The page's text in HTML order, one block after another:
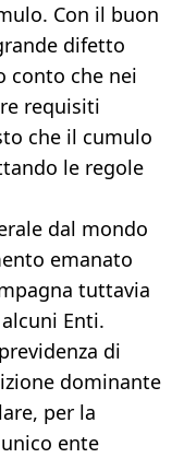
Con il buon
difetto
conto che nei
requisiti
che il cumulo
le regole
dal mondo
emanato
tuttavia
Enti.
di
dominante
per la
ente